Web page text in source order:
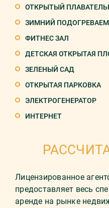
ОТКРЫТЫЙ
ЗИМНИЙ
ФИТНЕС ЗАЛ
ДЕТСКАЯ ОТКРЫТАЯ
ЗЕЛЕНЫЙ САД
ОТКРЫТАЯ ПАРКОВКА
ЭЛЕКТРОГЕНЕРАТОР
ИНТЕРНЕТ
Лицензированное
предоставляет весь
аренде на рынке